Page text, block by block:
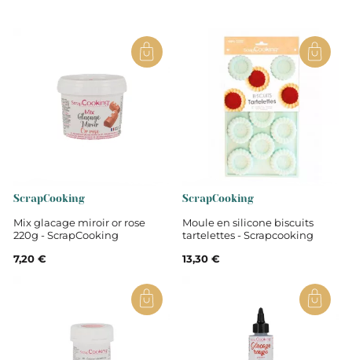
ScrapCooking
Mix glacage miroir or rose
220g - ScrapCooking
7,20 €
ScrapCooking
Moule en silicone biscuits
tartelettes - Scrapcooking
13,30 €